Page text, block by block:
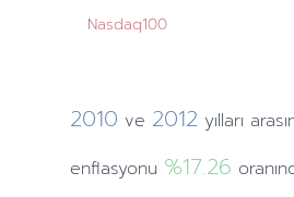
Nasdaq100
2010 ve 2012 yılları
enflasyonu %17.26